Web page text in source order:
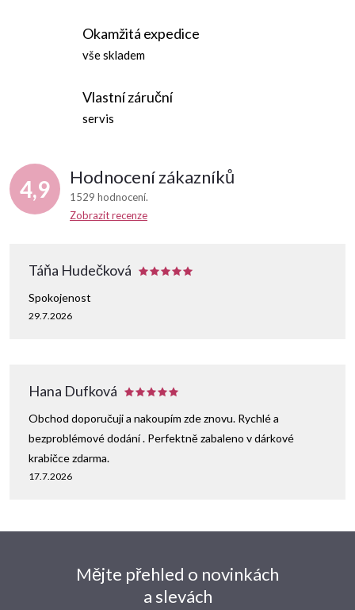
v
k
Okamžitá expedice
vše skladem
Vlastní záruční
servis
4,9 Hodnocení zákazníků
1529 hodnocení
Zobrazit recenze
Táňa Hudečková
29.7.2026
Spokojenost
Hana Dufková
17.7.2026
Obchod doporučuji a nakoupím zde znovu. Rychlé a
bezproblémové dodání . Perfektně zabaleno v dárkové
krabičce zdarma.
Mějte přehled o novinkách
a slevách